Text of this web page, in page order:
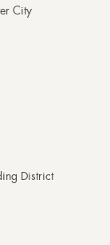
City
District